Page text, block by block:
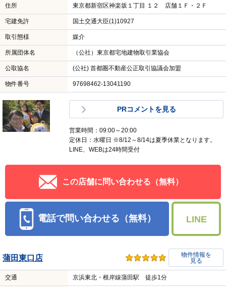
住所 東京都新宿区神楽坂１丁目 １２ 店舗１Ｆ・２Ｆ
宅建免許 国土交通大臣(1)10927
取引態様 媒介
所属団体名 （公社）東京都宅地建物取引業協会
公取協名 (公社) 首都圏不動産公正取引協議会加盟
物件番号 97698462-13041190
PRコメントを見る
営業時間：09:00～20:00
定休日：水曜日 ※8/12～8/14は夏季休業となります。
LINE、WEBは24時間受付
この店舗に問い合わせる（無料）
電話で問い合わせる（無料） LINE
蒲田東口店
物件情報を
見る
交通 京浜東北・根岸線蒲田駅 徒歩1分